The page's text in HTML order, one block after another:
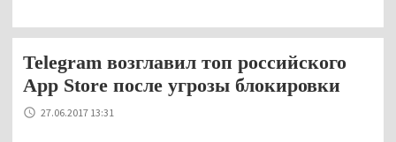
Telegram возглавил топ российского
App Store после угрозы блокировки
27.06.2017 13:31